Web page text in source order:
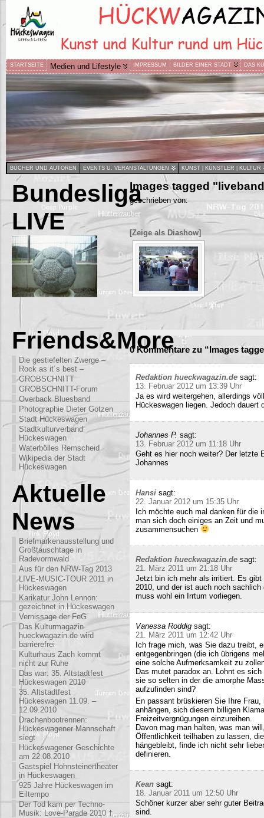
STARTSEITE Medien und Lifestyle IMPRESSUM BILDER EINER STADT DAS
BÜCHER UND AUTOREN EVENTS U. VERANSTALTUNGEN KUNST | KÜNSTLER | KULTUR
Bundesliga
LIVE
Friends&More
Die gestiefelten Zwerge –
Rock as it´s best –
GROBSCHNITT
GROBSCHNITT-Forum
Overback Bluesband
Photographie Dieter Gotzen
Stadt Hückeswagen
Stadtkulturverband
Hückeswagen
Waterbölles Remscheid
Wikipedia der Stadt
Hückeswagen
Aktuelle
News
Briefmarkenausstellung und
Großtauschtage in
Radevormwald
Aus für den NRW-Tag 2013
LIVE-MUSIC-TOUR 2011 in
Hückeswagen
Karikatur John Lennon:
gezeichnet in Hückeswagen
Vernissage der FeG
Das Kulturmagazin
hueckwagazin.de wird
barrierefrei
Kulturhaus Zach kommt
nicht zur Ruhe
Das war: 35. Altstadtfest
Hückeswagen 2010
35. Altstadtfest
Hückeswagen 11.09. –
12.09.2010
Drachenbootrennen:
Hückeswagener Mannschaft
siegt
Hückeswagener Geschichte
am 22.08.2010
Gastspiel Hohnsteinertheater
in Hückeswagen
925 Jahre Hückeswagen im
Eiltempo
Der Tod kam per Techno-
Musik: Love-Parade 2010 †
Images tagged
geschrieben von:
[Zeige als Diashow]
0 Kommentare zu “Images
Redaktion hueckwagazin.de sagt:
13. Februar 2012 um 13:39 Uhr
Ja es wird weitergehen, allerdings
Hückeswagen liegen. Jedoch
Johannes P. sagt:
13. Februar 2012 um 11:18 Uhr
Geht es hier noch weiter? Der letzte
Johannes
Hansi sagt:
22. Januar 2012 um 15:35 Uhr
Ich möchte euch mal danken für die
man sich doch einiges an Zeit und
zusammensuchen
Redaktion hueckwagazin.de sagt:
21. März 2011 um 21:18 Uhr
Jetzt bin ich mehr als irritiert. Es gibt
2010, und der ist auch noch
muss wohl ein Irrtum vorliegen.
Vanessa Roddig sagt:
21. März 2011 um 12:42 Uhr
Ich frage mich, was Sie dazu treibt,
entgegenbringen (die ich übrigens
eine solche Aufmerksamkeit zu
Das mutet paradox an. Lohnt es
sie so selten in der die amorphe
aufzufinden sind?
En passant brüskieren Sie Ihre
anhängen, sich diesem billigen
Freizeitvergnügungen einzureihen.
Davon mag man halten, was man
Öffentlichkeit teilhaben zu lassen,
hängebleibt, finde ich nicht sehr
definieren.
Kean sagt:
18. Januar 2011 um 12:50 Uhr
Schöner kurzer aber sehr guter
sind.